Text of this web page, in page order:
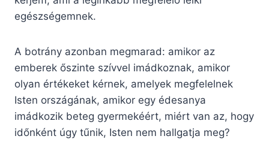
egészségemnek.
A botrány azonban megmarad: amikor az
emberek őszinte szívvel imádkoznak, amikor
olyan értékeket kérnek, amelyek megfelelnek
Isten országának, amikor egy édesanya
imádkozik beteg gyermekéért, miért van az, hogy
időnként úgy tűnik, Isten nem hallgatja meg?